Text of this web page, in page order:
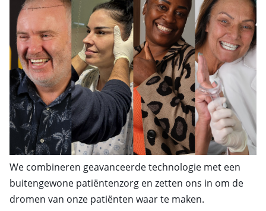
We combineren geavanceerde technologie met een
buitengewone patiëntenzorg en zetten ons in om de
dromen van onze patiënten waar te maken.